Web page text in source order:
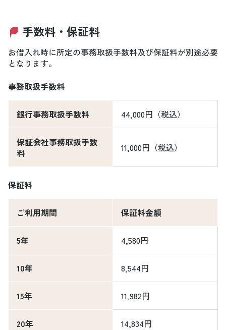
手数料・保証料
お借入れ時に所定の事務取扱手数料及び保証料が別途必要
となります。
事務取扱手数料
銀行事務取扱手数料 44,000円（税込）
保証会社事務取扱手数
料
11,000円（税込）
保証料
ご利用期間 保証料金額
5年 4,580円
10年 8,544円
15年 11,982円
20年 14,834円